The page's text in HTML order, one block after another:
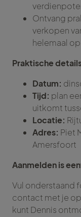
Ontvang
verkopen
helemaal
Praktische
Datum:
Tijd: plan
uitkomt
Locatie:
Adres: Piet
Amersfoort
Aanmelden is
Vul onderstaand
contact met je
kunt Dennis